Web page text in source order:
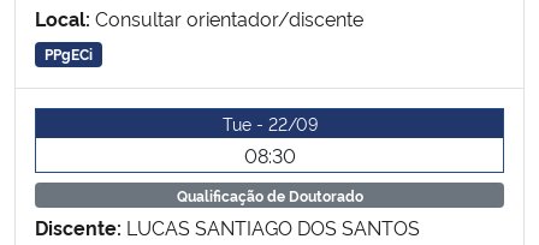
Local: Consultar orientador/discente
PPgECi
Tue - 22/09
08:30
Qualificação de Doutorado
Discente: LUCAS SANTIAGO DOS SANTOS